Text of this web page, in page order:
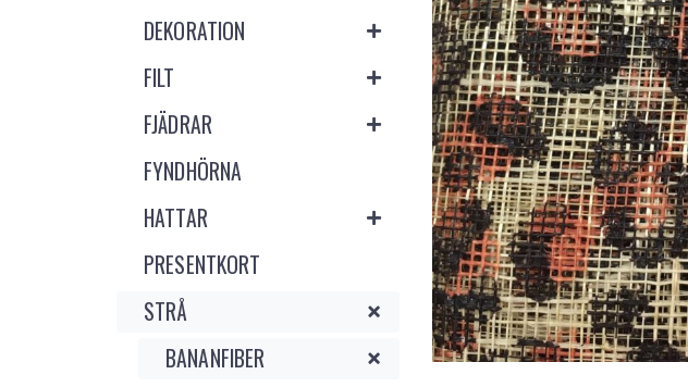
DEKORATION
FILT
FJÄDRAR
FYNDHÖRNA
HATTAR
PRESENTKORT
STRÅ
BANANFIBER